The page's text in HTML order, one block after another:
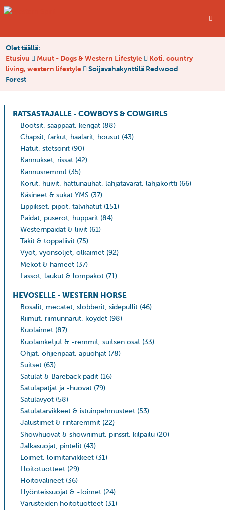
Olet täällä:
Etusivu
Muut - Dogs & Western Lifestyle
Koti, country
living, western lifestyle
Soijavahakynttilä Redwood
Forest
RATSASTAJALLE - COWBOYS & COWGIRLS
Bootsit, saappaat, kengät (88)
Chapsit, farkut, haalarit, housut (43)
Hatut, stetsonit (90)
Kannukset, rissat (42)
Kannusremmit (35)
Korut, huivit, hattunauhat, lahjatavarat, lahjakortti (66)
Käsineet & sukat YMS (37)
Lippikset, pipot, talvihatut (151)
Paidat, puserot, hupparit (84)
Westernpaidat & liivit (61)
Takit & toppaliivit (75)
Vyöt, vyönsoljet, olkaimet (92)
Mekot & hameet (37)
Lassot, laukut & lompakot (71)
HEVOSELLE - WESTERN HORSE
Bosalit, mecatet, slobberit, sidepullit (46)
Riimut, riimunnarut, köydet (98)
Kuolaimet (87)
Kuolainketjut & -remmit, suitsen osat (33)
Ohjat, ohjienpäät, apuohjat (78)
Suitset (63)
Satulat & Bareback padit (16)
Satulapatjat ja -huovat (79)
Satulavyöt (58)
Satulatarvikkeet & istuinpehmusteet (53)
Jalustimet & rintaremmit (22)
Showhuovat & showriimut, pinssit, kilpailu (20)
Jalkasuojat, pintelit (43)
Loimet, loimitarvikkeet (31)
Hoitotuotteet (29)
Hoitovälineet (36)
Hyönteissuojat & -loimet (24)
Varusteiden hoitotuotteet (31)